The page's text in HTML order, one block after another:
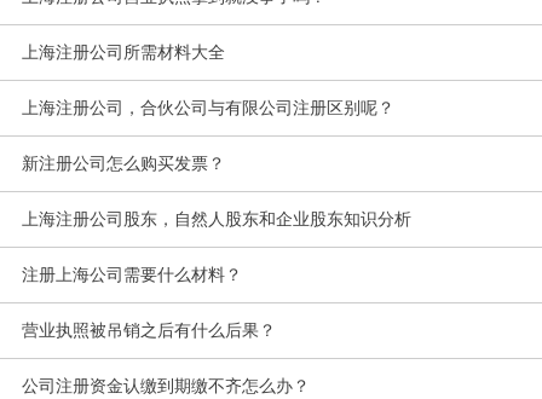
上海注册公司所需材料大全
上海注册公司，合伙公司与有限公司注册区别呢？
新注册公司怎么购买发票？
上海注册公司股东，自然人股东和企业股东知识分析
注册上海公司需要什么材料？
营业执照被吊销之后有什么后果？
公司注册资金认缴到期缴不齐怎么办？